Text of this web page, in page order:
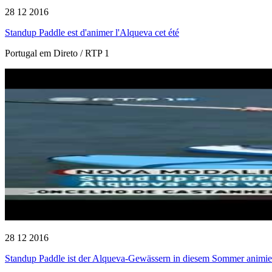
28 12 2016
Standup Paddle est d'animer l'Alqueva cet été
Portugal em Direto / RTP 1
28 12 2016
Standup Paddle ist der Alqueva-Gewässern in diesem Sommer